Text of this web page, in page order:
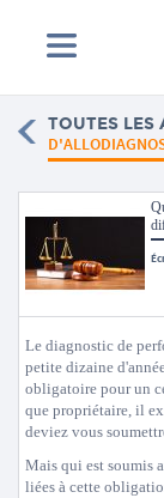
TOUTES LES
Le diagnostic de
petite dizaine
obligatoire pour un
que propriétaire, il
deviez vous
Mais qui est soumis
liées à cette